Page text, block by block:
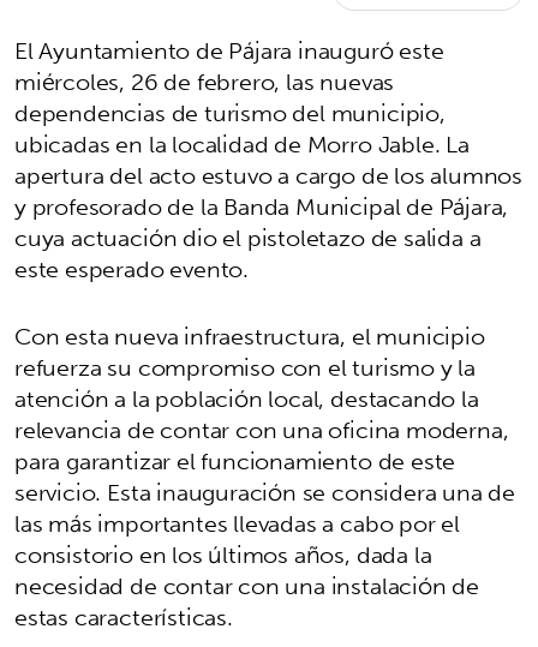
El Ayuntamiento de Pájara inauguró este
miércoles, 26 de febrero, las nuevas
dependencias de turismo del municipio,
ubicadas en la localidad de Morro Jable. La
apertura del acto estuvo a cargo de los alumnos
y profesorado de la Banda Municipal de Pájara,
cuya actuación dio el pistoletazo de salida a
este esperado evento.
Con esta nueva infraestructura, el municipio
refuerza su compromiso con el turismo y la
atención a la población local, destacando la
relevancia de contar con una oficina moderna,
para garantizar el funcionamiento de este
servicio. Esta inauguración se considera una de
las más importantes llevadas a cabo por el
consistorio en los últimos años, dada la
necesidad de contar con una instalación de
estas características.